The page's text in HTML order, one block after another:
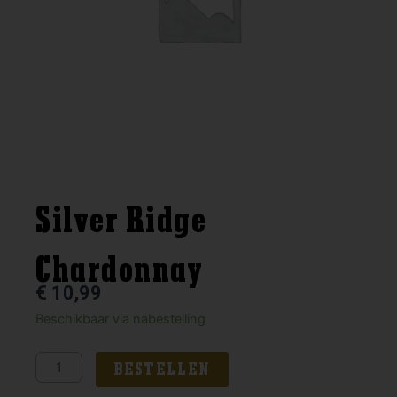
Silver Ridge
Chardonnay
€ 10,99
Beschikbaar via nabestelling
Silver
Chardonnay
BESTELLEN